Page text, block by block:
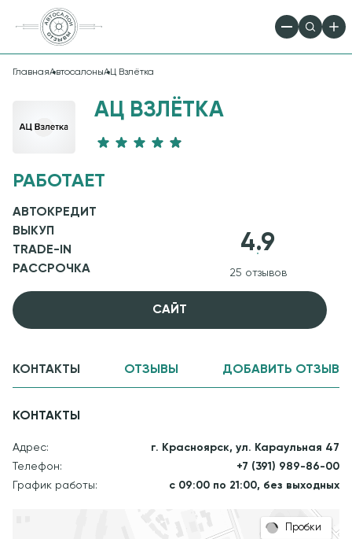
ГлавнаяАвтосалоныАЦ Взлётка
АЦ ВЗЛЁТКА
4.9
25 отзывов
РАБОТАЕТ
АВТОКРЕДИТ
ВЫКУП
TRADE-IN
РАССРОЧКА
CАЙТ
КОНТАКТЫ ОТЗЫВЫ ДОБАВИТЬ ОТЗЫВ
КОНТАКТЫ
Адрес:
г. Красноярск, ул. Караульная 47
Телефон:
+7 (391) 989-86-00
График работы:
с 09:00 по 21:00, без выходных
Пробки